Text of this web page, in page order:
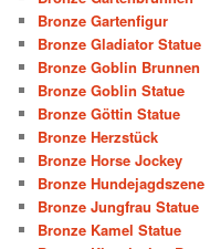
Bronze Gartenfigur
Bronze Gladiator Statue
Bronze Goblin Brunnen
Bronze Goblin Statue
Bronze Göttin Statue
Bronze Herzstück
Bronze Horse Jockey
Bronze Hundejagdszene
Bronze Jungfrau Statue
Bronze Kamel Statue